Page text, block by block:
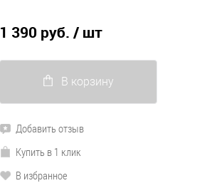
1 390 руб. / шт
В корзину
Добавить отзыв
Купить в 1 клик
В избранное